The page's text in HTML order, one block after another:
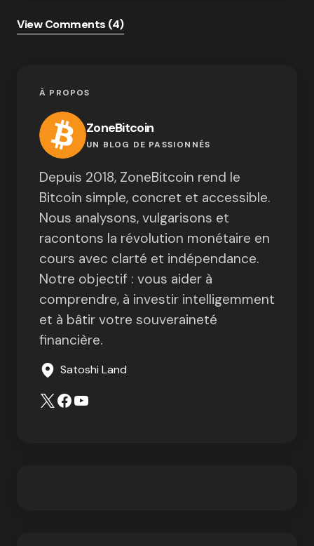
View Comments (4)
À PROPOS
ZoneBitcoin
UN BLOG DE PASSIONNÉS
Depuis 2018, ZoneBitcoin rend le
Bitcoin simple, concret et accessible.
Nous analysons, vulgarisons et
racontons la révolution monétaire en
cours avec clarté et indépendance.
Notre objectif : vous aider à
comprendre, à investir intelligemment
et à bâtir votre souveraineté
financière.
Satoshi Land